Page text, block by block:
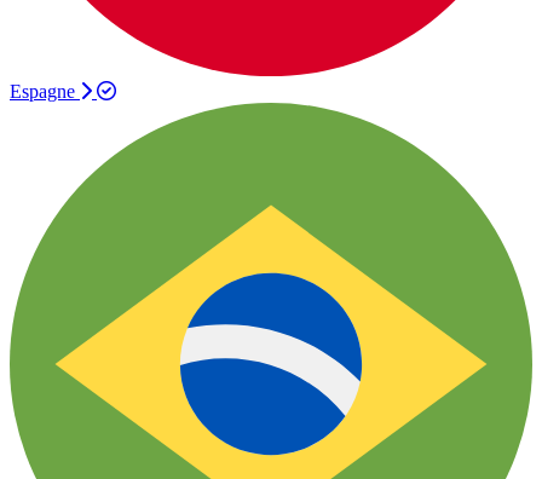
Espagne